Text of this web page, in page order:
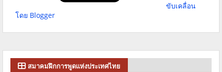
ขับเคลื่อน
โดย Blogger
สมาคมฝึกการพูดแห่งประเทศไทย